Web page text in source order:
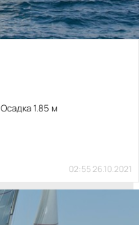
Осадка 1.85 м
02:55 26.10.2021